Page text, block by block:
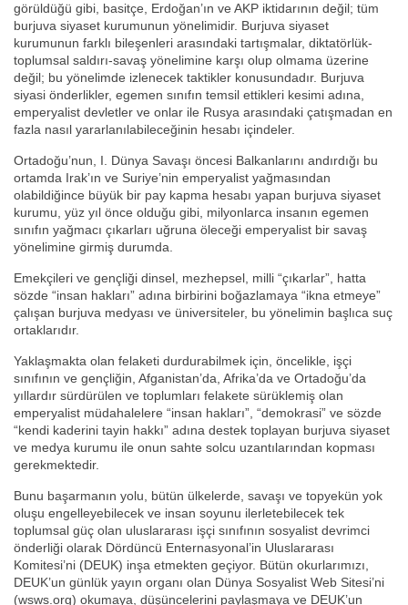
görüldüğü gibi, basitçe, Erdoğan’ın ve AKP iktidarının değil; tüm
burjuva siyaset kurumunun yönelimidir. Burjuva siyaset
kurumunun farklı bileşenleri arasındaki tartışmalar, diktatörlük-
toplumsal saldırı-savaş yönelimine karşı olup olmama üzerine
değil; bu yönelimde izlenecek taktikler konusundadır. Burjuva
siyasi önderlikler, egemen sınıfın temsil ettikleri kesimi adına,
emperyalist devletler ve onlar ile Rusya arasındaki çatışmadan en
fazla nasıl yararlanılabileceğinin hesabı içindeler.
Ortadoğu’nun, I. Dünya Savaşı öncesi Balkanlarını andırdığı bu
ortamda Irak’ın ve Suriye’nin emperyalist yağmasından
olabildiğince büyük bir pay kapma hesabı yapan burjuva siyaset
kurumu, yüz yıl önce olduğu gibi, milyonlarca insanın egemen
sınıfın yağmacı çıkarları uğruna öleceği emperyalist bir savaş
yönelimine girmiş durumda.
Emekçileri ve gençliği dinsel, mezhepsel, milli “çıkarlar”, hatta
sözde “insan hakları” adına birbirini boğazlamaya “ikna etmeye”
çalışan burjuva medyası ve üniversiteler, bu yönelimin başlıca suç
ortaklarıdır.
Yaklaşmakta olan felaketi durdurabilmek için, öncelikle, işçi
sınıfının ve gençliğin, Afganistan’da, Afrika’da ve Ortadoğu’da
yıllardır sürdürülen ve toplumları felakete sürüklemiş olan
emperyalist müdahalelere “insan hakları”, “demokrasi” ve sözde
“kendi kaderini tayin hakkı” adına destek toplayan burjuva siyaset
ve medya kurumu ile onun sahte solcu uzantılarından kopması
gerekmektedir.
Bunu başarmanın yolu, bütün ülkelerde, savaşı ve topyekün yok
oluşu engelleyebilecek ve insan soyunu ilerletebilecek tek
toplumsal güç olan uluslararası işçi sınıfının sosyalist devrimci
önderliği olarak Dördüncü Enternasyonal’in Uluslararası
Komitesi’ni (DEUK) inşa etmekten geçiyor. Bütün okurlarımızı,
DEUK’un günlük yayın organı olan Dünya Sosyalist Web Sitesi’ni
(wsws.org) okumaya, düşüncelerini paylaşmaya ve DEUK’un